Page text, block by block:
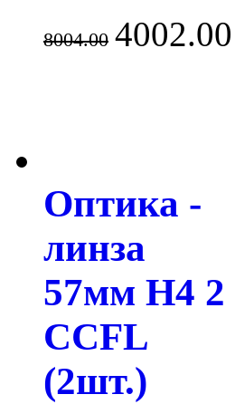
8004.00 4002.00
Оптика -
линза
57мм H4 2
CCFL
(2шт.)